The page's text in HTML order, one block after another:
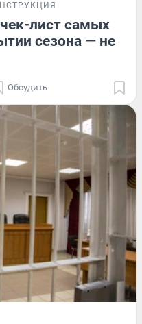
лист самых
сезона — не
Обсудить